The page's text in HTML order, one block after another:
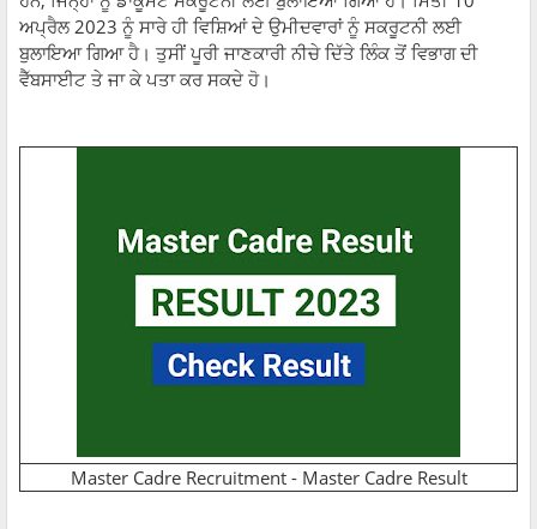
ਅਪ੍ਰੈਲ 2023 ਨੂੰ ਸਾਰੇ ਹੀ ਵਿਸ਼ਿਆਂ ਦੇ ਉਮੀਦਵਾਰਾਂ ਨੂੰ ਸਕਰੂਟਨੀ ਲਈ
ਬੁਲਾਇਆ ਗਿਆ ਹੈ। ਤੁਸੀਂ ਪੂਰੀ ਜਾਣਕਾਰੀ ਨੀਚੇ ਦਿੱਤੇ ਲਿੰਕ ਤੋਂ ਵਿਭਾਗ ਦੀ
ਵੈੱਬਸਾਈਟ ਤੇ ਜਾ ਕੇ ਪਤਾ ਕਰ ਸਕਦੇ ਹੋ।
Master Cadre Recruitment - Master Cadre Result